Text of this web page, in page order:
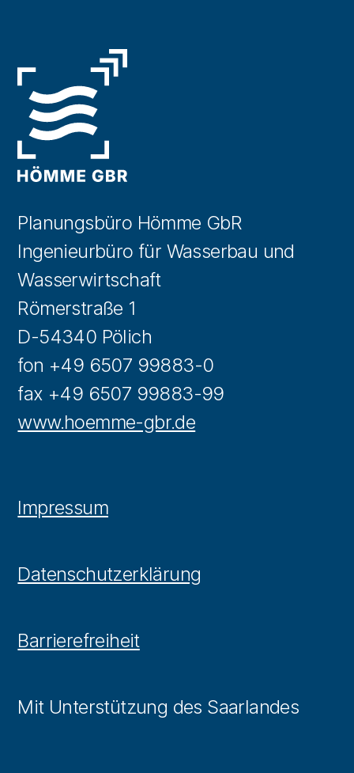
Planungsbüro Hömme GbR
Ingenieurbüro für Wasserbau und
Wasserwirtschaft
Römerstraße 1
D-54340 Pölich
fon +49 6507 99883-0
fax +49 6507 99883-99
www.hoemme-gbr.de
Impressum
Datenschutzerklärung
Barrierefreiheit
Mit Unterstützung des Saarlandes